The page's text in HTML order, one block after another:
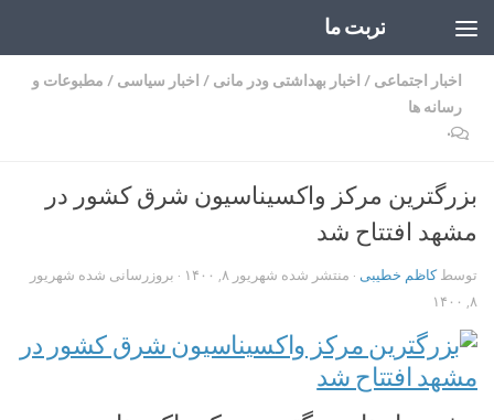
تربت ما
اخبار اجتماعی / اخبار بهداشتی ودر مانی / اخبار سیاسی / مطبوعات و
رسانه ها
۰
بزرگترین مرکز واکسیناسیون شرق کشور در
مشهد افتتاح شد
توسطکاظم خطیبی · منتشر شده شهریور ۸, ۱۴۰۰ · بروزرسانی شده شهریور
۸, ۱۴۰۰